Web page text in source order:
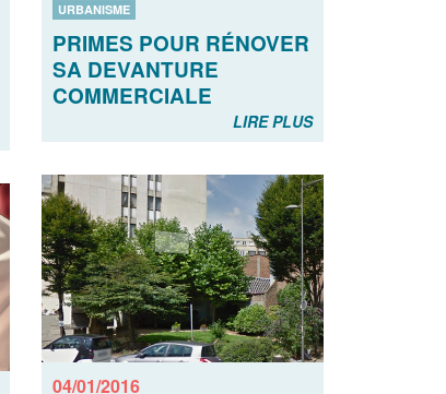
URBANISME
PRIMES POUR RÉNOVER
SA DEVANTURE
COMMERCIALE
LIRE PLUS
04/01/2016